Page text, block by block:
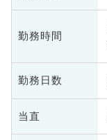
勤務時間
勤務日数
当直